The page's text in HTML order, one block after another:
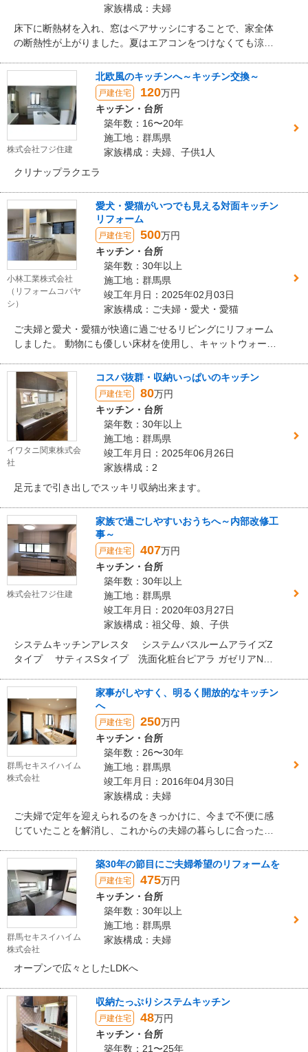
家族構成：夫婦
床下に断熱材を入れ、窓はペアサッシにすることで、家全体
の断熱性が上がりました。夏はエアコンをつけなくても涼し
株式会社フジ住建
北欧風のキッチンへ～キッチン交換～
戸建住宅 120万円
キッチン・台所
築年数：16〜20年
施工地：群馬県
家族構成：夫婦、子供1人
クリナップラクエラ
小林工業株式会社
（リフォームコバヤ
シ）
愛犬・愛猫がいつでも見える対面キッチン
リフォーム
戸建住宅 500万円
キッチン・台所
築年数：30年以上
施工地：群馬県
竣工年月日：2025年02月03日
家族構成：ご夫婦・愛犬・愛猫
ご夫婦と愛犬・愛猫が快適に過ごせるリビングにリフォーム
しました。 動物にも優しい床材を使用し、キャットウォーク
窓を3カ所設けました。窓には防犯対策を施し、明るく安全な
空間になりました。
イワタニ関東株式会
社
コスパ抜群・収納いっぱいのキッチン
戸建住宅 80万円
キッチン・台所
築年数：30年以上
施工地：群馬県
竣工年月日：2025年06月26日
家族構成：2
足元まで引き出しでスッキリ収納出来ます。
株式会社フジ住建
家族で過ごしやすいおうちへ～内部改修工
事～
戸建住宅 407万円
キッチン・台所
築年数：30年以上
施工地：群馬県
竣工年月日：2020年03月27日
家族構成：祖父母、娘、子供
システムキッチンアレスタ システムバスルームアライズZ
タイプ サティスSタイプ 洗面化粧台ピアラ ガゼリアN
群馬セキスイハイム
株式会社
家事がしやすく、明るく開放的なキッチン
へ
戸建住宅 250万円
キッチン・台所
築年数：26〜30年
施工地：群馬県
竣工年月日：2016年04月30日
家族構成：夫婦
ご夫婦で定年を迎えられるのをきっかけに、今まで不便に感
じていたことを解消し、これからの夫婦の暮らしに合った住
してお風呂に入れること」を希望され、奥様は「明るく開放
的な空間とスムーズな家事動線」を希望されました。お二人
の希望を叶えるためのリフォームポイントは「動線配慮とス
ペース確保」。定年後を快適に楽しく暮らしていくためのさ
まざまな工夫が凝らされた住まいが実現しました。
群馬セキスイハイム
株式会社
築30年の節目にご夫婦希望のリフォームを
戸建住宅 475万円
キッチン・台所
築年数：30年以上
施工地：群馬県
家族構成：夫婦
オープンで広々としたLDKへ
収納たっぷりシステムキッチン
戸建住宅 48万円
キッチン・台所
築年数：21〜25年